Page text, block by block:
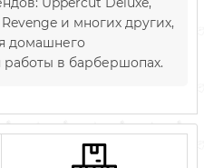
и многих других,
домашнего
работы в барбершопах.